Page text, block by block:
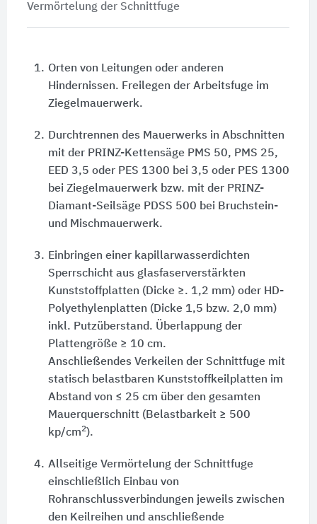
Vermörtelung der Schnittfuge
1. Orten von Leitungen oder anderen
Hindernissen. Freilegen der Arbeitsfuge im
Ziegelmauerwerk.
2. Durchtrennen des Mauerwerks in Abschnitten
mit der PRINZ-Kettensäge PMS 50, PMS 25,
EED 3,5 oder PES 1300 bei 3,5 oder PES 1300
bei Ziegelmauerwerk bzw. mit der PRINZ-
Diamant-Seilsäge PDSS 500 bei Bruchstein-
und Mischmauerwerk.
3. Einbringen einer kapillarwasserdichten
Sperrschicht aus glasfaserverstärkten
Kunststoffplatten (Dicke ≥. 1,2 mm) oder HD-
Polyethylenplatten (Dicke 1,5 bzw. 2,0 mm)
inkl. Putzüberstand. Überlappung der
Plattengröße ≥ 10 cm.
Anschließendes Verkeilen der Schnittfuge mit
statisch belastbaren Kunststoffkeilplatten im
Abstand von ≤ 25 cm über den gesamten
Mauerquerschnitt (Belastbarkeit ≥ 500
kp/cm2).
4. Allseitige Vermörtelung der Schnittfuge
einschließlich Einbau von
Rohranschlussverbindungen jeweils zwischen
den Keilreihen und anschließende